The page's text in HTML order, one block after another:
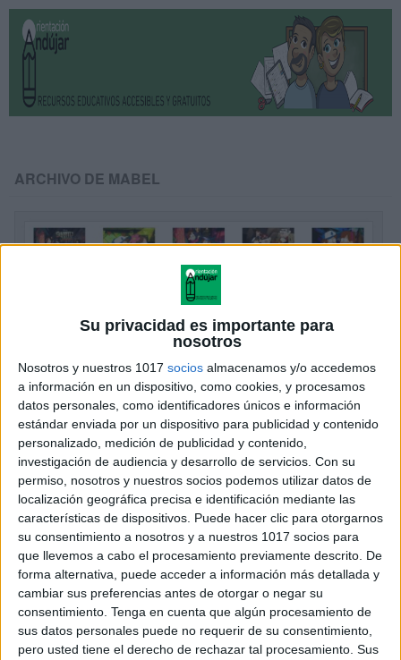
Su privacidad es importante para
nosotros
Nosotros y nuestros 1017 socios almacenamos y/o accedemos
a información en un dispositivo, como cookies, y procesamos
datos personales, como identificadores únicos e información
estándar enviada por un dispositivo para publicidad y contenido
personalizado, medición de publicidad y contenido,
investigación de audiencia y desarrollo de servicios. Con su
permiso, nosotros y nuestros socios podemos utilizar datos de
localización geográfica precisa e identificación mediante las
características de dispositivos. Puede hacer clic para otorgarnos
su consentimiento a nosotros y a nuestros 1017 socios para
que llevemos a cabo el procesamiento previamente descrito. De
forma alternativa, puede acceder a información más detallada y
cambiar sus preferencias antes de otorgar o negar su
consentimiento. Tenga en cuenta que algún procesamiento de
sus datos personales puede no requerir de su consentimiento,
pero usted tiene el derecho de rechazar tal procesamiento. Sus
ARCHIVO DE MABEL
CALENDARIO 2025 Gravity Falls A TODO
COLOR MODELO 1
Publicado el 3 enero, 2025
¡El 2025 viene con aventuras y diversión al estilo de
Gravity Falls! Este nuevo calendario en todo color es
perfecto para los fans de esta increíble serie animada.
Diseñado con […]
SEGUIR LEYENDO